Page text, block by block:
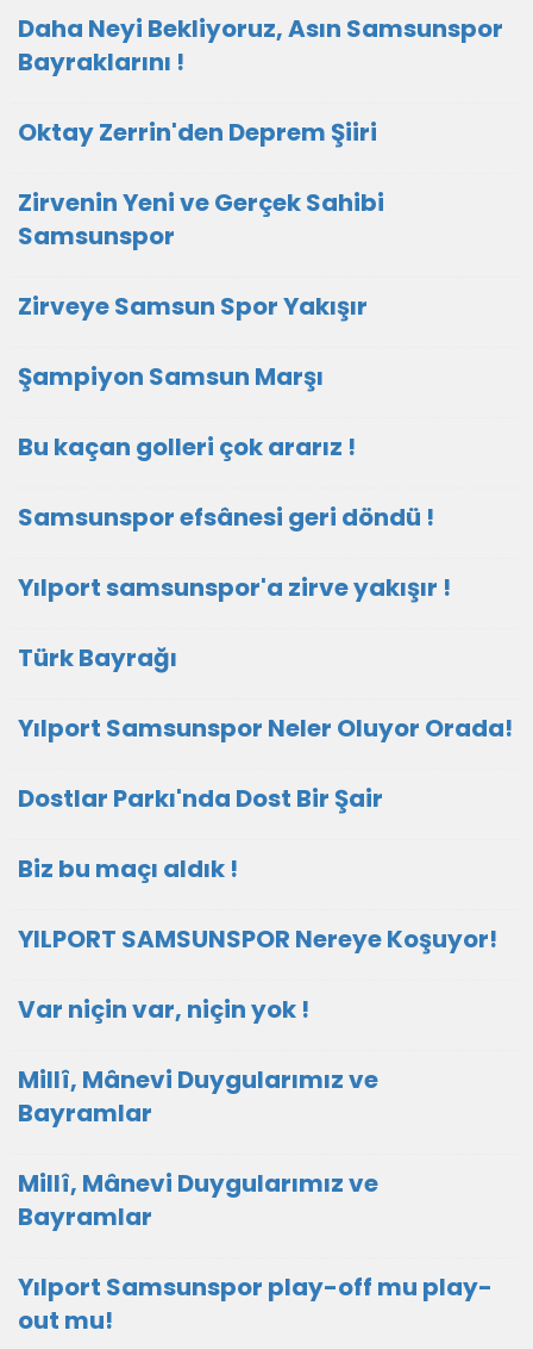
Daha Neyi Bekliyoruz, Asın Samsunspor
Bayraklarını !
Oktay Zerrin'den Deprem Şiiri
Zirvenin Yeni ve Gerçek Sahibi
Samsunspor
Zirveye Samsun Spor Yakışır
Şampiyon Samsun Marşı
Bu kaçan golleri çok ararız !
Samsunspor efsânesi geri döndü !
Yılport samsunspor'a zirve yakışır !
Türk Bayrağı
Yılport Samsunspor Neler Oluyor Orada!
Dostlar Parkı'nda Dost Bir Şair
Biz bu maçı aldık !
YILPORT SAMSUNSPOR Nereye Koşuyor!
Var niçin var, niçin yok !
Millî, Mânevi Duygularımız ve
Bayramlar
Millî, Mânevi Duygularımız ve
Bayramlar
Yılport Samsunspor play-off mu play-
out mu!